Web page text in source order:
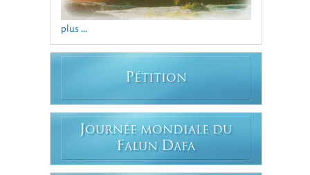
plus ...
PÉTITION
JOURNÉE MONDIALE DU
FALUN DAFA